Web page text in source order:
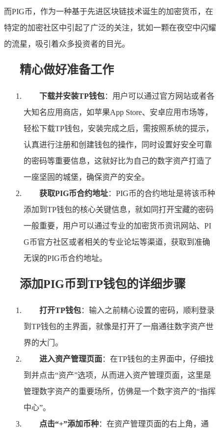
而PIG币，作为一种基于先进区块链技术诞生的加密货币，在
特定的加密社区中引起了广泛的关注，犹如一颗在夜空中闪耀
的流星，吸引着众多投资者的目光。
精心做好准备工作
下载并安装TP钱包：用户可以通过官方网站或者各
大知名应用商店，如苹果App Store、安卓应用市场等，
轻松下载TP钱包，安装完成之后，需按照系统的提示，
认真进行注册和创建钱包的操作，同时设置好安全可靠
的密码等重要信息，这就好比为自己的数字资产打造了
一座坚固的城堡，确保资产的安全。
获取PIG币合约地址：PIG币的合约地址是将该币种
添加到TP钱包的核心关键信息，就如同打开宝藏的密码
一般重要，用户可以通过专业的加密货币资讯网站、PI
G币官方社区或者相关的专业论坛等渠道，获取到准确
无误的PIG币合约地址。
添加PIG币到TP钱包的详细步骤
打开TP钱包：输入之前精心设置的密码，顺利登录
到TP钱包的主界面，就像是打开了一扇通往数字资产世
界的大门。
进入资产管理页面：在TP钱包的主界面中，仔细找
到并点击“资产”选项，从而进入资产管理页面，这里是
管理数字资产的重要场所，仿佛是一个数字资产的“指挥
中心”。
点击“+”添加币种：在资产管理页面的右上角，通